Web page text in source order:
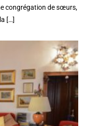
congrégation de sœurs,
[…]